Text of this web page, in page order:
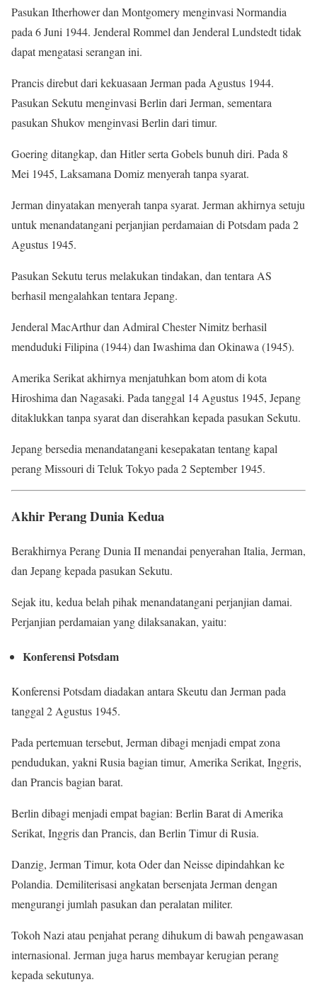
Pasukan Itherhower dan Montgomery menginvasi Normandia
pada 6 Juni 1944. Jenderal Rommel dan Jenderal Lundstedt tidak
dapat mengatasi serangan ini.
Prancis direbut dari kekuasaan Jerman pada Agustus 1944.
Pasukan Sekutu menginvasi Berlin dari Jerman, sementara
pasukan Shukov menginvasi Berlin dari timur.
Goering ditangkap, dan Hitler serta Gobels bunuh diri. Pada 8
Mei 1945, Laksamana Domiz menyerah tanpa syarat.
Jerman dinyatakan menyerah tanpa syarat. Jerman akhirnya setuju
untuk menandatangani perjanjian perdamaian di Potsdam pada 2
Agustus 1945.
Pasukan Sekutu terus melakukan tindakan, dan tentara AS
berhasil mengalahkan tentara Jepang.
Jenderal MacArthur dan Admiral Chester Nimitz berhasil
menduduki Filipina (1944) dan Iwashima dan Okinawa (1945).
Amerika Serikat akhirnya menjatuhkan bom atom di kota
Hiroshima dan Nagasaki. Pada tanggal 14 Agustus 1945, Jepang
ditaklukkan tanpa syarat dan diserahkan kepada pasukan Sekutu.
Jepang bersedia menandatangani kesepakatan tentang kapal
perang Missouri di Teluk Tokyo pada 2 September 1945.
Akhir Perang Dunia Kedua
Berakhirnya Perang Dunia II menandai penyerahan Italia, Jerman,
dan Jepang kepada pasukan Sekutu.
Sejak itu, kedua belah pihak menandatangani perjanjian damai.
Perjanjian perdamaian yang dilaksanakan, yaitu:
Konferensi Potsdam
Konferensi Potsdam diadakan antara Skeutu dan Jerman pada
tanggal 2 Agustus 1945.
Pada pertemuan tersebut, Jerman dibagi menjadi empat zona
pendudukan, yakni Rusia bagian timur, Amerika Serikat, Inggris,
dan Prancis bagian barat.
Berlin dibagi menjadi empat bagian: Berlin Barat di Amerika
Serikat, Inggris dan Prancis, dan Berlin Timur di Rusia.
Danzig, Jerman Timur, kota Oder dan Neisse dipindahkan ke
Polandia. Demiliterisasi angkatan bersenjata Jerman dengan
mengurangi jumlah pasukan dan peralatan militer.
Tokoh Nazi atau penjahat perang dihukum di bawah pengawasan
internasional. Jerman juga harus membayar kerugian perang
kepada sekutunya.